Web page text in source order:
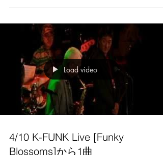
4/10 KーFUNKライヴから。
Load video